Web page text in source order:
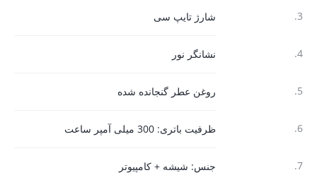
3. شارژ تایپ سی
4. نشانگر نور
5. روغن عطر گنجانده شده
6. ظرفیت باتری: 300 میلی آمپر ساعت
7. جنس: شیشه + کامپیوتر